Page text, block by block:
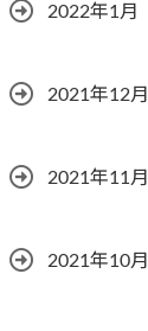
2022年1月
2021年12月
2021年11月
2021年10月